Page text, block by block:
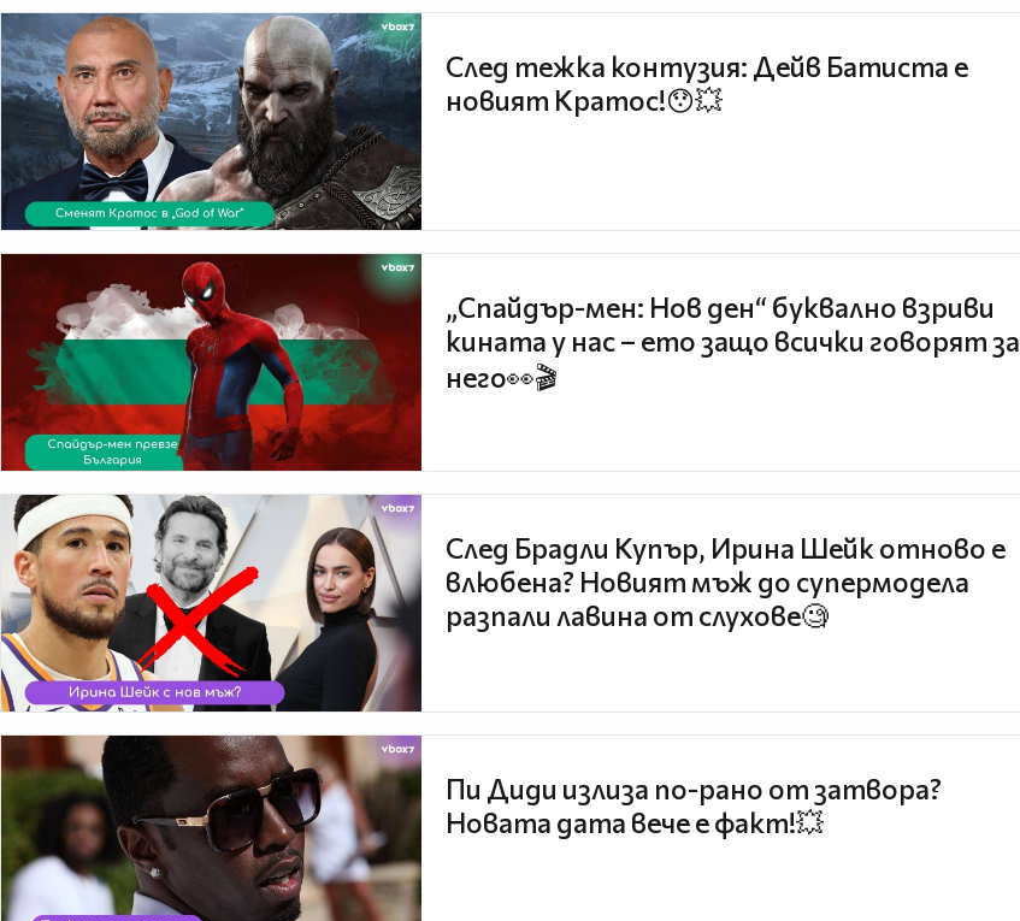
След тежка контузия: Дейв Батиста е
новият Кратос!😯💥
„Спайдър-мен: Нов ден“ буквално взриви
кината у нас – ето защо всички говорят за
него👀🎬
След Брадли Купър, Ирина Шейк отново е
влюбена? Новият мъж до супермодела
разпали лавина от слухове🧐
Пи Диди излиза по-рано от затвора?
Новата дата вече е факт!💥